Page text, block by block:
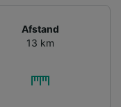
Afstand
13 km